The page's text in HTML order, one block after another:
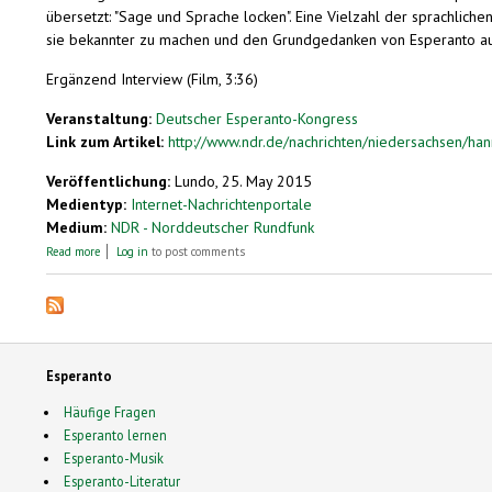
übersetzt: "Sage und Sprache locken". Eine Vielzahl der
sie bekannter zu machen und den Grundgedanken von Esperanto
Ergänzend Interview (Film, 3:36)
Veranstaltung: Deutscher Esperanto-Kongress
Link zum Artikel: http://www.ndr.de/nachrichten/niedersachsen/
Veröffentlichung: Lundo, 25. May 2015
Medientyp: Internet-Nachrichtenportale
Medium: NDR - Norddeutscher Rundfunk
Read more about Esperanto-Kongress: Eine Stadt, eine Sprache
Log in to post comments
Esperanto
Häufige Fragen
Esperanto lernen
Esperanto-Musik
Esperanto-Literatur